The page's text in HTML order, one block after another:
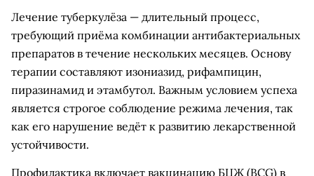
Лечение туберкулёза — длительный процесс,
требующий приёма комбинации антибактериальных
препаратов в течение нескольких месяцев. Основу
терапии составляют изониазид, рифампицин,
пиразинамид и этамбутол. Важным условием успеха
является строгое соблюдение режима лечения, так
как его нарушение ведёт к развитию лекарственной
устойчивости.
Профилактика включает вакцинацию БЦЖ (BCG) в